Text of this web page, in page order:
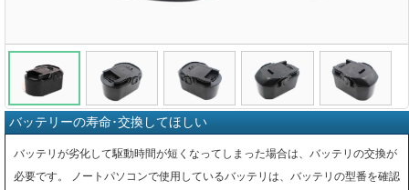
バッテリーの寿命･交換してほしい
バッテリが劣化して駆動時間が短くなってしまった場合は、バッテリの交換が
必要です。 ノートパソコンで使用しているバッテリは、バッテリの型番を確認